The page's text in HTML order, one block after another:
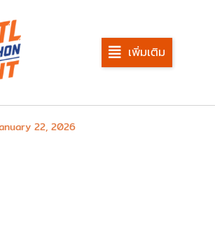
เพิ่มเติม
22, 2026